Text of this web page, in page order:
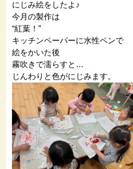
にじみ絵をしたよ♪
今月の製作は
“紅葉！”
キッチンペーパーに水性ペンで
絵をかいた後
霧吹きで濡らすと…
じんわりと色がにじみます。